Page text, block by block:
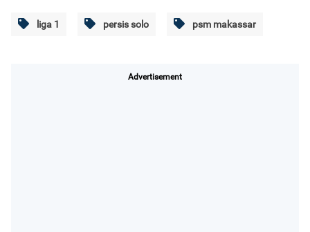
liga 1 persis solo psm makassar
Advertisement